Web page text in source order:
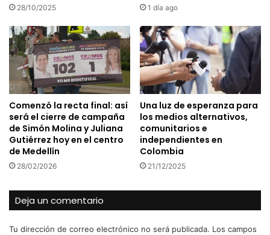
28/10/2025 1 día ago
Comenzó la recta final: así
será el cierre de campaña
de Simón Molina y Juliana
Gutiérrez hoy en el centro
de Medellín
28/02/2026
Una luz de esperanza para
los medios alternativos,
comunitarios e
independientes en
Colombia
21/12/2025
Deja un comentario
Tu dirección de correo electrónico no será publicada. Los campos